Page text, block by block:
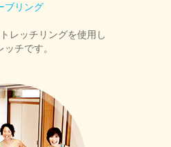
ブリング
レッチリングを使用し
ッチです。